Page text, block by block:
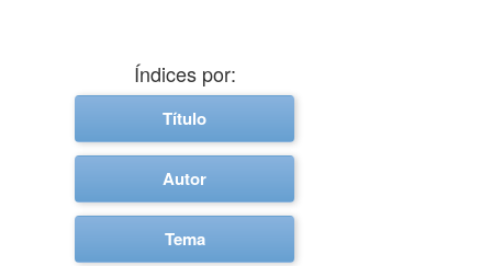
Índices por:
Título
Autor
Tema